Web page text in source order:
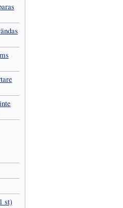
st)